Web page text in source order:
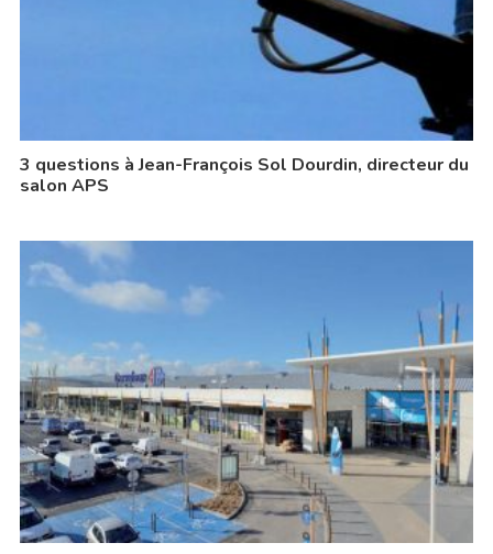
3 questions à Jean-François Sol Dourdin, directeur du
salon APS